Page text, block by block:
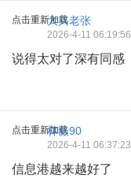
点击重新加载大兴老张
2026-4-11 06:19:56
说得太对了深有同感
点击重新加载
林薇90
2026-4-11 06:37:23
信息港越来越好了